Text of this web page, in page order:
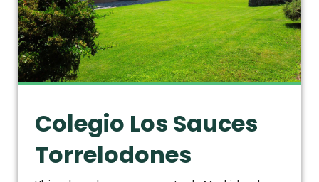
Colegio Los Sauces
Torrelodones